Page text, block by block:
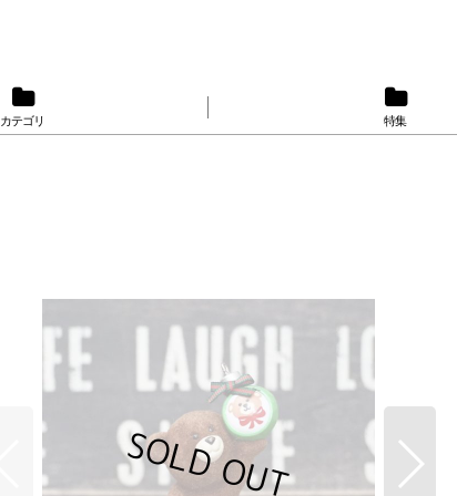
カテゴリ 特集